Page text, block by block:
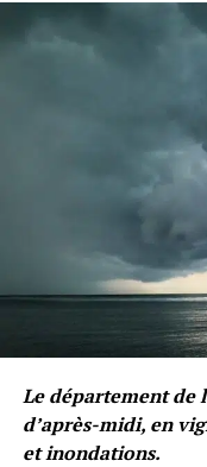
Le département de
d’après-midi, en
et inondations.